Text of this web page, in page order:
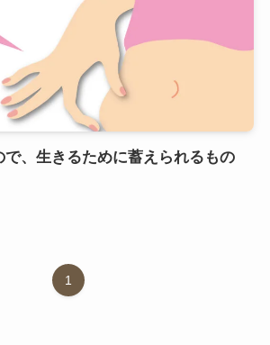
で、生きるために蓄えられるもの
1